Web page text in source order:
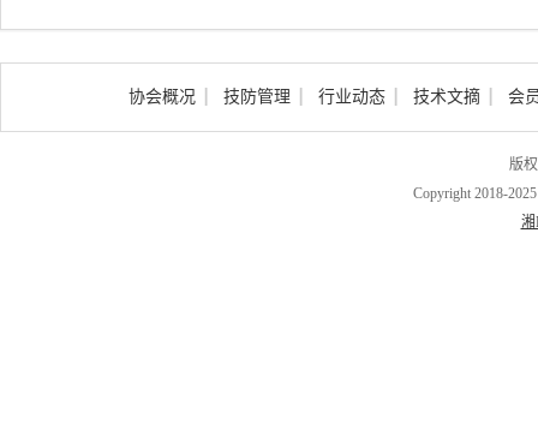
协会概况 技防管理 行业动态 技术文摘 会
版
Copyright 2018-
湘